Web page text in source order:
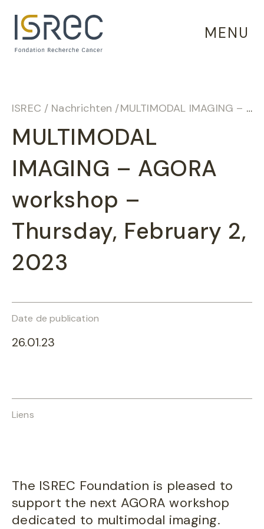
MENU
ISREC / Nachrichten /MULTIMODAL IMAGING – AGORA workshop – Thursday, February 2, 2023
MULTIMODAL
IMAGING – AGORA
workshop –
Thursday, February 2,
2023
Date de publication
26.01.23
Liens
The ISREC Foundation is pleased to
support the next AGORA workshop
dedicated to multimodal imaging.